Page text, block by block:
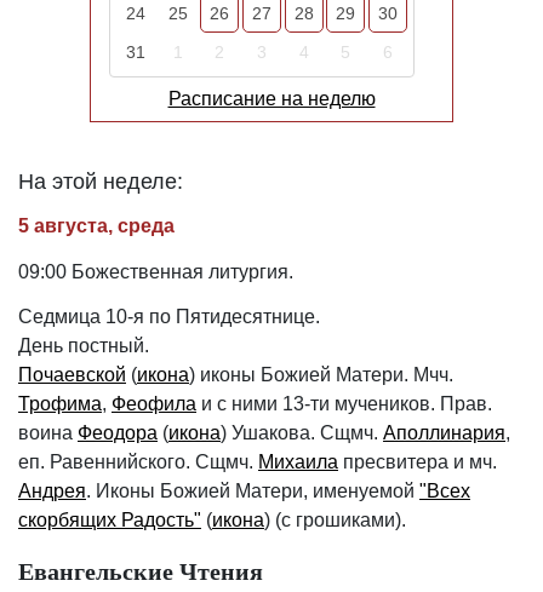
24
25 26 27 28 29
30
31
1 2 3 4 5 6
Расписание на неделю
На этой неделе:
5 августа, среда
09:00 Божественная литургия.
Седмица 10-я по Пятидесятнице.
День постный.
Почаевской (икона) иконы Божией Матери. Мчч.
Трофима, Феофила и с ними 13-ти мучеников. Прав.
воина Феодора (икона) Ушакова. Сщмч. Аполлинария,
еп. Равеннийского. Сщмч. Михаила пресвитера и мч.
Андрея. Иконы Божией Матери, именуемой "Всех
скорбящих Радость" (икона) (с грошиками).
Евангельские Чтения